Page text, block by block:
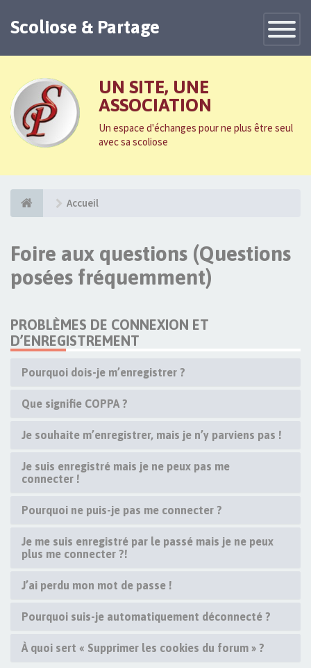
Toggle
Scoliose & Partage
UN SITE, UNE
ASSOCIATION
Un espace d'échanges pour ne plus être seul
avec sa scoliose
Accueil
Foire aux questions (Questions
posées fréquemment)
PROBLÈMES DE CONNEXION ET
D’ENREGISTREMENT
Pourquoi dois-je m’enregistrer ?
Que signifie COPPA ?
Je souhaite m’enregistrer, mais je n’y parviens pas !
Je suis enregistré mais je ne peux pas me
connecter !
Pourquoi ne puis-je pas me connecter ?
Je me suis enregistré par le passé mais je ne peux
plus me connecter ?!
J’ai perdu mon mot de passe !
Pourquoi suis-je automatiquement déconnecté ?
À quoi sert « Supprimer les cookies du forum » ?